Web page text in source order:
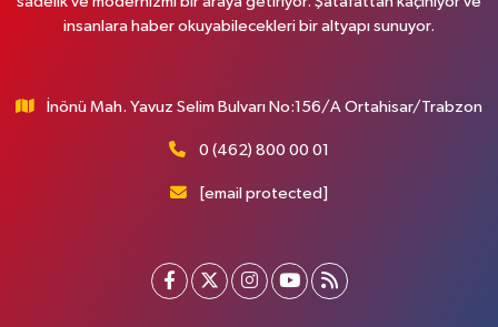
insanlara haber okuyabilecekleri bir altyapı sunuyor.
İnönü Mah. Yavuz Selim Bulvarı No:156/A Ortahisar/Trabzon
0 (462) 800 00 01
[email protected]